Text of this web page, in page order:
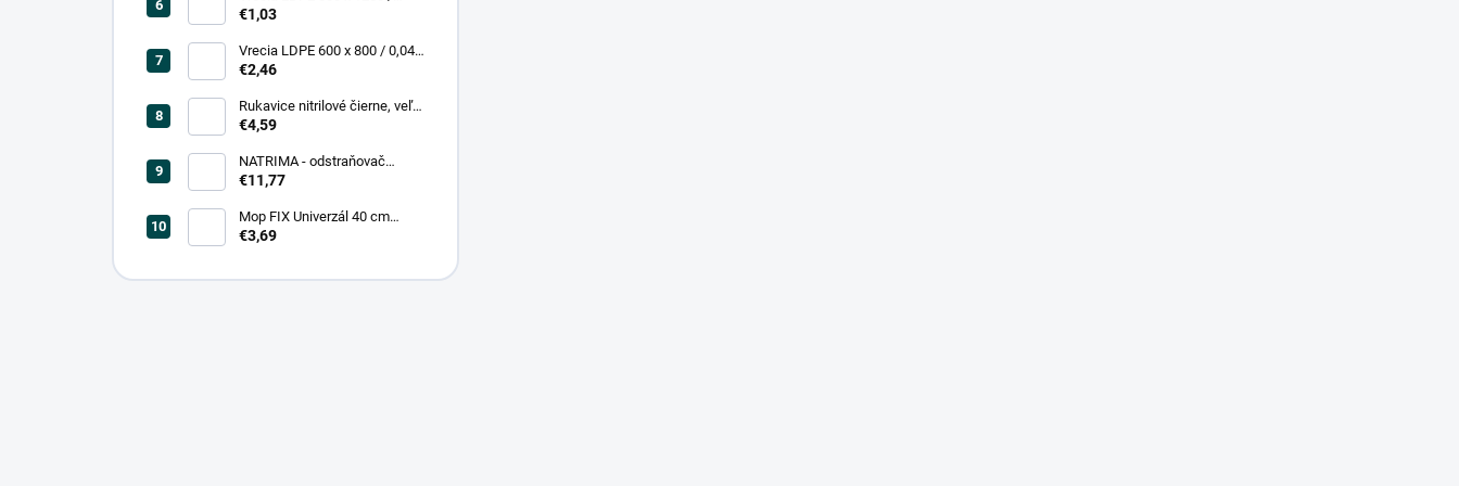
0,20, čierna (25 ks = bal)
€1,03
Vrecia LDPE 600 x 800 / 0,04,
biele (25 ks = rol)
€2,46
Rukavice nitrilové čierne, veľ.
L (100 ks = box)
€4,59
NATRIMA - odstraňovač
starých náterov (0,75 L = bal)
€11,77
Mop FIX Univerzál 40 cm
bavlnený Fmix
€3,69